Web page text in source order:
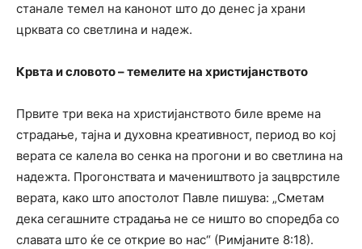
станале темел на канонот што до денес ја храни
црквата со светлина и надеж.
Крвта и словото – темелите на христијанството
Првите три века на христијанството биле време на
страдање, тајна и духовна креативност, период во кој
верата се калела во сенка на прогони и во светлина на
надежта. Прогонствата и мачеништвото ја зацврстиле
верата, како што апостолот Павле пишува: „Сметам
дека сегашните страдања не се ништо во споредба со
славата што ќе се открие во нас“ (Римјаните 8:18).